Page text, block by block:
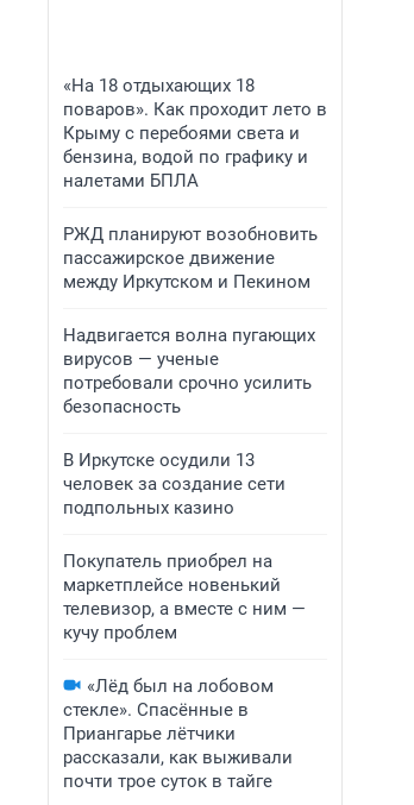
«На 18 отдыхающих 18
поваров». Как проходит лето в
Крыму с перебоями света и
бензина, водой по графику и
налетами БПЛА
РЖД планируют возобновить
пассажирское движение
между Иркутском и Пекином
Надвигается волна пугающих
вирусов — ученые
потребовали срочно усилить
безопасность
В Иркутске осудили 13
человек за создание сети
подпольных казино
Покупатель приобрел на
маркетплейсе новенький
телевизор, а вместе с ним —
кучу проблем
«Лёд был на лобовом
стекле». Спасённые в
Приангарье лётчики
рассказали, как выживали
почти трое суток в тайге